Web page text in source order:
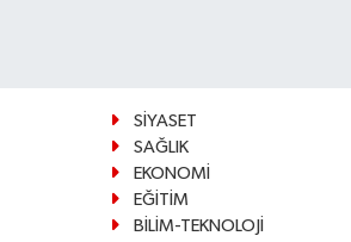
SİYASET
SAĞLIK
EKONOMİ
EĞİTİM
BİLİM-TEKNOLOJİ